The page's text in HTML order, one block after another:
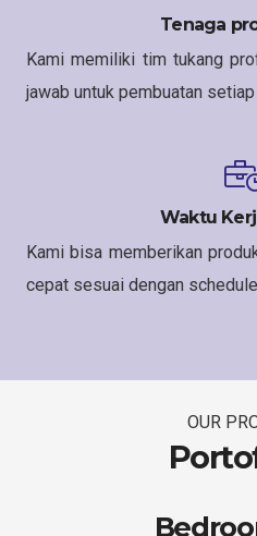
Tenaga
Kami memiliki tim tukang
jawab untuk pembuatan
Waktu
Kami bisa memberikan
cepat sesuai dengan
OUR